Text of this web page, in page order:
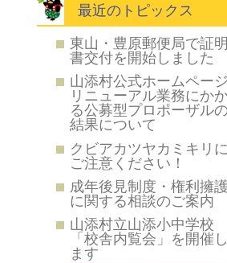
最近のトピックス
東山・豊原郵便局で証明
書交付を開始しました
山添村公式ホームページ
リニューアル業務にか
る公募型プロポーザルの
結果について
クビアカツヤカミキリに
ご注意ください！
成年後見制度・権利擁護
に関する相談のご案内
山添村立山添小中学校
「校舎内覧会」を開催し
ます